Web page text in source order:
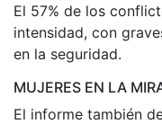
El 57% de los
intensidad, con
en la seguridad.
MUJERES EN LA
El informe también